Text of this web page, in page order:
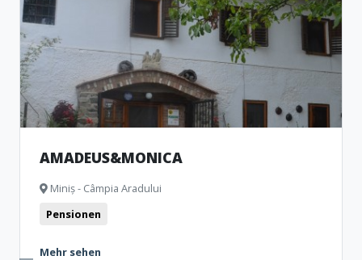
AMADEUS&MONICA
Miniș - Câmpia Aradului
Pensionen
Mehr sehen